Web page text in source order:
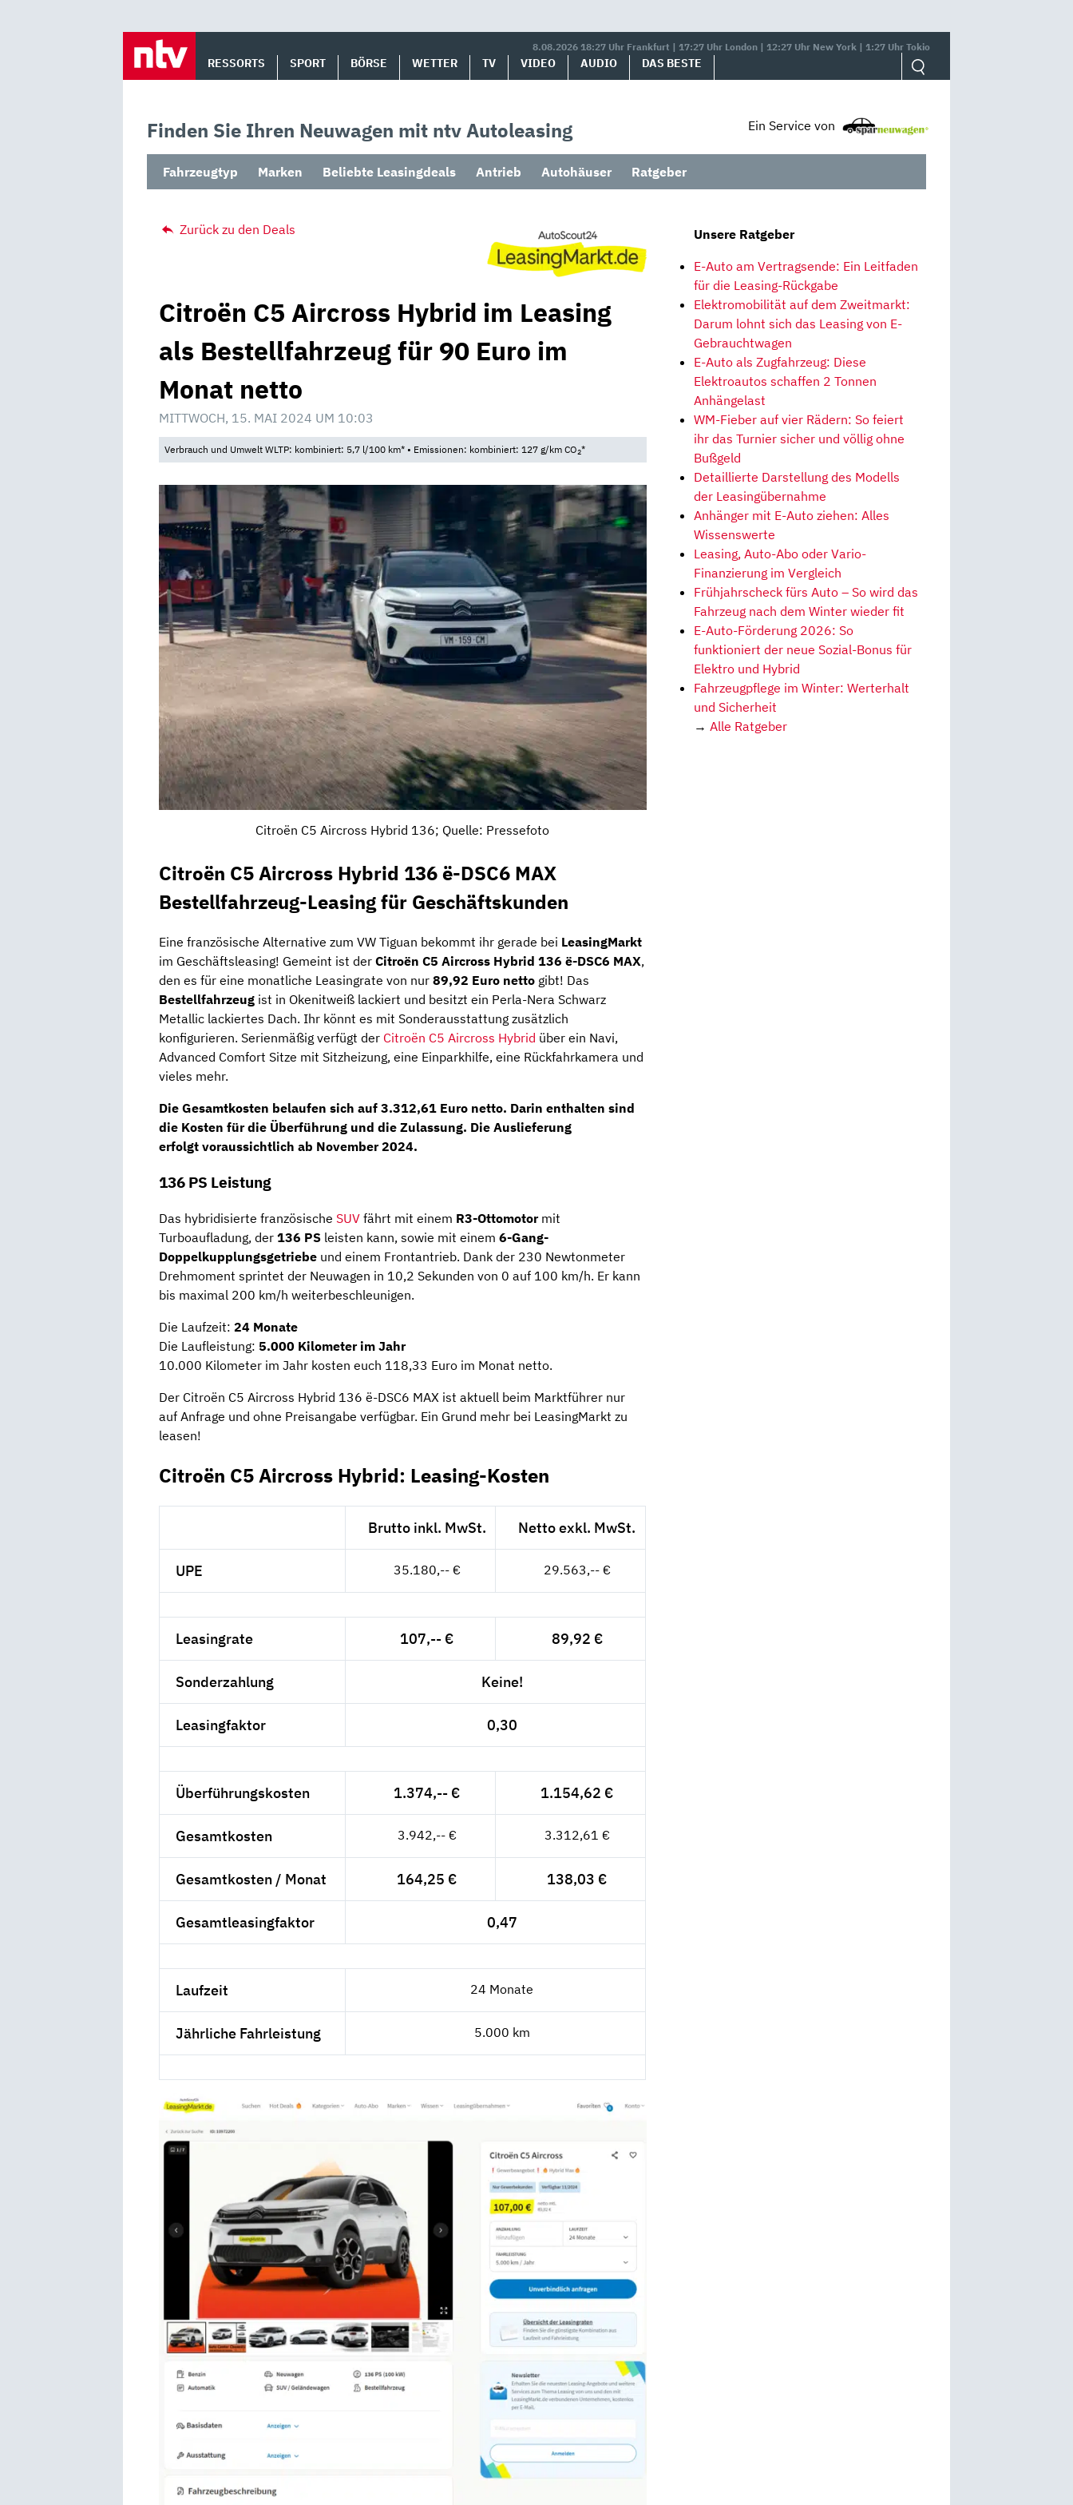
8.08.2026 18:27 Uhr Frankfurt | 17:27 Uhr London | 12:27 Uhr New York | 1:27 Uhr Tokio
RESSORTS SPORT BÖRSE WETTER TV VIDEO AUDIO DAS BESTE
Finden Sie Ihren Neuwagen mit ntv Autoleasing Ein Service von
Fahrzeugtyp Marken Beliebte Leasingdeals Antrieb Autohäuser Ratgeber
Zurück zu den Deals
Citroën C5 Aircross Hybrid im Leasing
als Bestellfahrzeug für 90 Euro im
Monat netto
MITTWOCH, 15. MAI 2024 UM 10:03
Verbrauch und Umwelt WLTP: kombiniert: 5,7 l/100 km* • Emissionen: kombiniert: 127 g/km CO2*
Citroën C5 Aircross Hybrid 136; Quelle: Pressefoto
Citroën C5 Aircross Hybrid 136 ë-DSC6 MAX
Bestellfahrzeug-Leasing für Geschäftskunden
Eine französische Alternative zum VW Tiguan bekommt ihr gerade bei LeasingMarkt
im Geschäftsleasing! Gemeint ist der Citroën C5 Aircross Hybrid 136 ë-DSC6 MAX,
den es für eine monatliche Leasingrate von nur 89,92 Euro netto gibt! Das
Bestellfahrzeug ist in Okenitweiß lackiert und besitzt ein Perla-Nera Schwarz
Metallic lackiertes Dach. Ihr könnt es mit Sonderausstattung zusätzlich
konfigurieren. Serienmäßig verfügt der Citroën C5 Aircross Hybrid über ein Navi,
Advanced Comfort Sitze mit Sitzheizung, eine Einparkhilfe, eine Rückfahrkamera und
vieles mehr.
Die Gesamtkosten belaufen sich auf 3.312,61 Euro netto. Darin enthalten sind
die Kosten für die Überführung und die Zulassung. Die Auslieferung
erfolgt voraussichtlich ab November 2024.
136 PS Leistung
Das hybridisierte französische SUV fährt mit einem R3-Ottomotormit
Turboaufladung, der 136 PS leisten kann, sowie mit einem 6-Gang-
Doppelkupplungs­getriebe und einem Frontantrieb. Dank der 230 Newtonmeter
Drehmoment sprintet der Neuwagen in 10,2 Sekunden von 0 auf 100 km/h. Er kann
bis maximal 200 km/h weiterbeschleunigen.
Die Laufzeit: 24 Monate
Die Laufleistung: 5.000 Kilometer im Jahr
10.000 Kilometer im Jahr kosten euch 118,33 Euro im Monat netto.
Der Citroën C5 Aircross Hybrid 136 ë-DSC6 MAX ist aktuell beim Marktführer nur
auf Anfrage und ohne Preisangabe verfügbar. Ein Grund mehr bei LeasingMarkt zu
leasen!
Citroën C5 Aircross Hybrid: Leasing-Kosten
Brutto inkl. MwSt. Netto exkl. MwSt.
UPE 35.180,-- € 29.563,-- €
Leasingrate 107,-- € 89,92 €
Sonderzahlung Keine!
Leasingfaktor 0,30
Überführungskosten 1.374,-- € 1.154,62 €
Gesamtkosten 3.942,-- € 3.312,61 €
Gesamtkosten / Monat 164,25 € 138,03 €
Gesamtleasingfaktor 0,47
Laufzeit 24 Monate
Jährliche Fahrleistung 5.000 km
Unsere Ratgeber
E-Auto am Vertragsende: Ein Leitfaden
für die Leasing-Rückgabe
Elektromobilität auf dem Zweitmarkt:
Darum lohnt sich das Leasing von E-
Gebrauchtwagen
E-Auto als Zugfahrzeug: Diese
Elektroautos schaffen 2 Tonnen
Anhängelast
WM-Fieber auf vier Rädern: So feiert
ihr das Turnier sicher und völlig ohne
Bußgeld
Detaillierte Darstellung des Modells
der Leasingübernahme
Anhänger mit E-Auto ziehen: Alles
Wissenswerte
Leasing, Auto-Abo oder Vario-
Finanzierung im Vergleich
Frühjahrscheck fürs Auto – So wird das
Fahrzeug nach dem Winter wieder fit
E-Auto-Förderung 2026: So
funktioniert der neue Sozial-Bonus für
Elektro und Hybrid
Fahrzeugpflege im Winter: Werterhalt
und Sicherheit
→ Alle Ratgeber